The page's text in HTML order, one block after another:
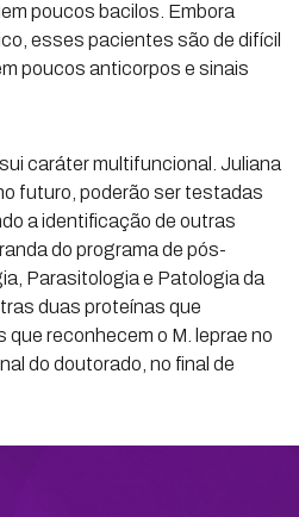
poucos bacilos. Embora
esses pacientes são de difícil
poucos anticorpos e sinais
caráter multifuncional. Juliana
futuro, poderão ser testadas
a identificação de outras
do programa de pós-
Parasitologia e Patologia da
duas proteínas que
reconhecem o M. leprae no
do doutorado, no final de